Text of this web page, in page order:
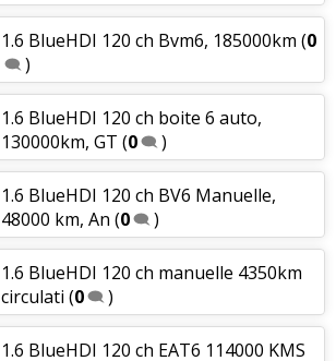
1.6 BlueHDI 120 ch Bvm6, 185000km (0
)
1.6 BlueHDI 120 ch boite 6 auto,
130000km, GT (0 )
1.6 BlueHDI 120 ch BV6 Manuelle,
48000 km, An (0 )
1.6 BlueHDI 120 ch manuelle 4350km
circulati (0 )
1.6 BlueHDI 120 ch EAT6 114000 KMS